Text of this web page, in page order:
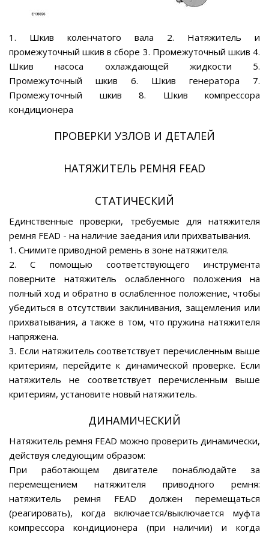
1. Шкив коленчатого вала 2. Натяжитель и
промежуточный шкив в сборе 3. Промежуточный шкив 4.
Шкив насоса охлаждающей жидкости 5.
Промежуточный шкив 6. Шкив генератора 7.
Промежуточный шкив 8. Шкив компрессора
кондиционера
ПРОВЕРКИ УЗЛОВ И ДЕТАЛЕЙ
НАТЯЖИТЕЛЬ РЕМНЯ FEAD
СТАТИЧЕСКИЙ
Единственные проверки, требуемые для натяжителя
ремня FEAD - на наличие заедания или прихватывания.
1. Снимите приводной ремень в зоне натяжителя.
2. С помощью соответствующего инструмента
поверните натяжитель ослабленного положения на
полный ход и обратно в ослабленное положение, чтобы
убедиться в отсутствии заклинивания, защемления или
прихватывания, а также в том, что пружина натяжителя
напряжена.
3. Если натяжитель соответствует перечисленным выше
критериям, перейдите к динамической проверке. Если
натяжитель не соответствует перечисленным выше
критериям, установите новый натяжитель.
ДИНАМИЧЕСКИЙ
Натяжитель ремня FEAD можно проверить динамически,
действуя следующим образом:
При работающем двигателе понаблюдайте за
перемещением натяжителя приводного ремня:
натяжитель ремня FEAD должен перемещаться
(реагировать), когда включается/выключается муфта
компрессора кондиционера (при наличии) и когда